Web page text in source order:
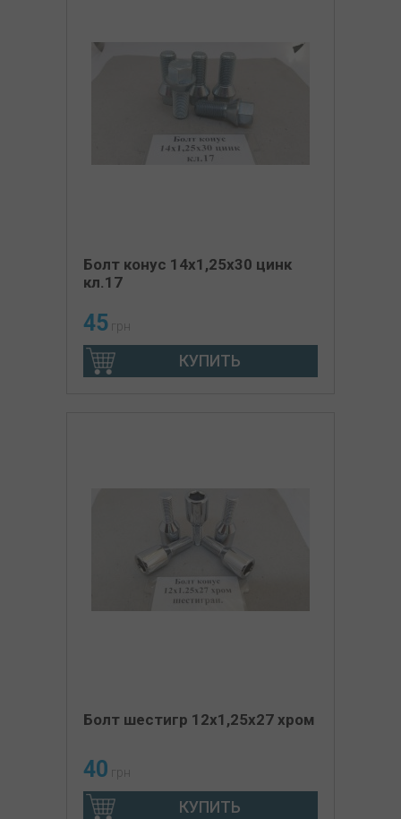
Болт конус 14х1,25x30 цинк
кл.17
45 грн
КУПИТЬ
Болт шестигр 12х1,25х27 хром
40 грн
КУПИТЬ